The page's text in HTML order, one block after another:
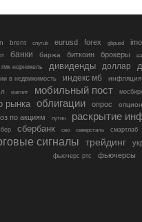
brent cnyrub eurusd forex gbpusd
банки биржа биткоин брокеры
гмк норникель
дивиденды доллар
в недвижимость индекс мб
инфляция
магнит мобильный пост
рынка облигации опрос
по акциям путин раскрытие
сбербанк сво северсталь смартлаб
сигналы трейдинг
фьючерс ртс фьючерсы